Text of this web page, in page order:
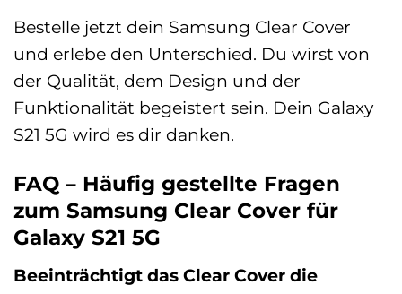
Bestelle jetzt dein Samsung Clear Cover
und erlebe den Unterschied. Du wirst von
der Qualität, dem Design und der
Funktionalität begeistert sein. Dein Galaxy
S21 5G wird es dir danken.
FAQ – Häufig gestellte Fragen
zum Samsung Clear Cover für
Galaxy S21 5G
Beeinträchtigt das Clear Cover die